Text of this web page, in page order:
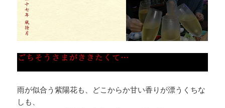
雨が似合う紫陽花も、どこからか甘い香りが漂うくちな
しも、